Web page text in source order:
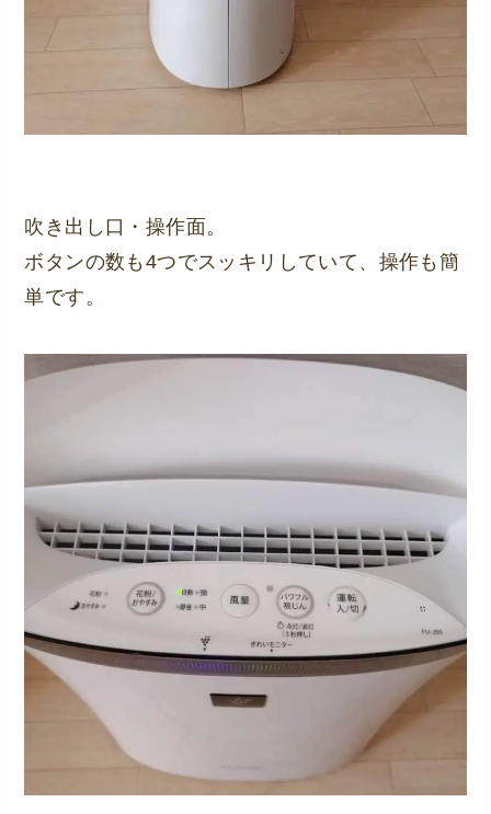
吹き出し口・操作面。
ボタンの数も4つでスッキリしていて、操作も簡
単です。